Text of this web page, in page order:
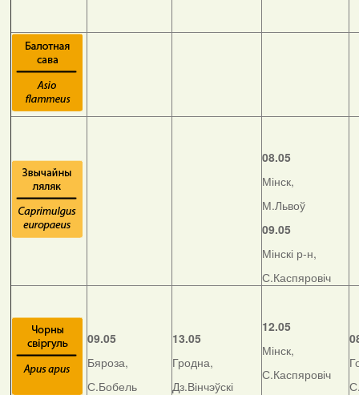
08.05
Мінск,
М.Львоў
09.05
Мінскі р-н,
С.Каспяровіч
09.05
Бяроза,
С.Бобель
13.05
Гродна,
Дз.Вінчэўскі
12.05
Мінск,
С.Каспяровіч